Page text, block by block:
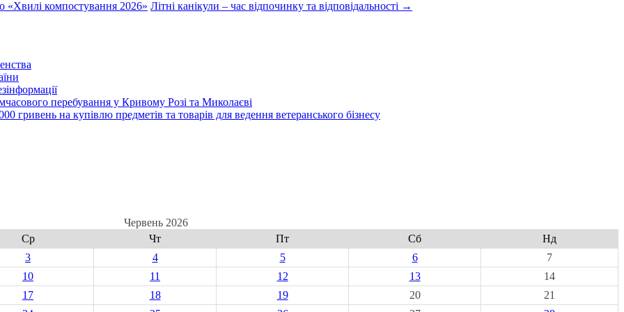
«Хвилі компостування 2026» Літні канікули – час відпочинку та відповідальності →
перебування у Кривому Розі та Миколаєві
гривень на купівлю предметів та товарів для ведення ветеранського бізнесу
Червень 2026
Ср
Чт Пт Сб
Нд
3
4 5 6
7
10
11 12 13
14
17
18 19 20
21